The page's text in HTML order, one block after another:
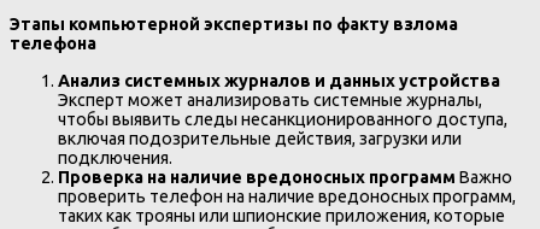
Этапы компьютерной экспертизы по факту взлома
телефона
Анализ системных журналов и данных устройства
Эксперт может анализировать системные журналы,
чтобы выявить следы несанкционированного доступа,
включая подозрительные действия, загрузки или
подключения.
Проверка на наличие вредоносных программ Важно
проверить телефон на наличие вредоносных программ,
таких как трояны или шпионские приложения, которые